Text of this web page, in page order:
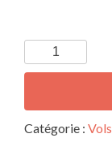
quantité
de
découverte
3
Catégorie : Vols